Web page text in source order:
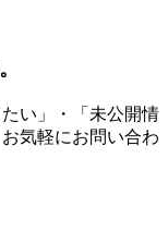
い」・「未公開情
気軽にお問い合わ